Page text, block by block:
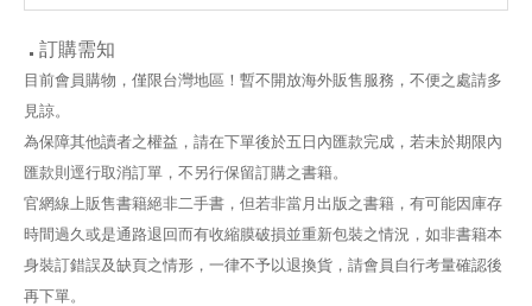
訂購需知
目前會員購物，僅限台灣地區！暫不開放海外販售服務，不便之處請多
見諒。
為保障其他讀者之權益，請在下單後於五日內匯款完成，若未於期限內
匯款則逕行取消訂單，不另行保留訂購之書籍。
官網線上販售書籍絕非二手書，但若非當月出版之書籍，有可能因庫存
時間過久或是通路退回而有收縮膜破損並重新包裝之情況，如非書籍本
身裝訂錯誤及缺頁之情形，一律不予以退換貨，請會員自行考量確認後
再下單。